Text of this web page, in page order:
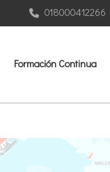
018000412266
Formación Continua